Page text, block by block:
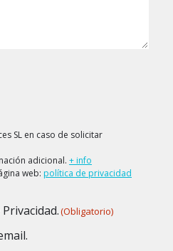
SL en caso de solicitar
adicional. + info
web: política de privacidad
(Obligatorio)